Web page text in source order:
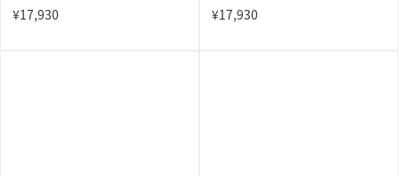
¥17,930
¥17,930